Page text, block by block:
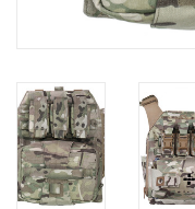
Boots and Goods Blog !